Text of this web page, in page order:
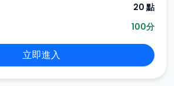
20 點
100分
立即進入